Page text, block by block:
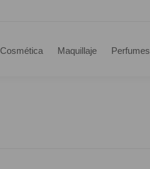
Cosmética Maquillaje Perfumes